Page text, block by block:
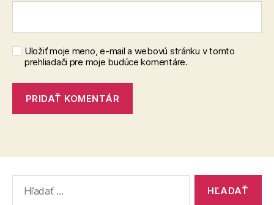
Uložiť moje meno, e-mail a webovú stránku v tomto
prehliadači pre moje budúce komentáre.